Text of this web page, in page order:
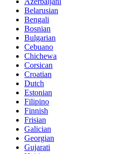
Belarusian
Bengali
Bosnian
Bulgarian
Cebuano
Chichewa
Corsican
Croatian
Dutch
Estonian
Filipino
Finnish
Frisian
Galician
Georgian
Gujarati